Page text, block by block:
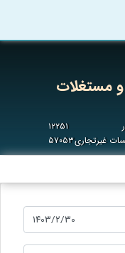
مستغلات
۱۲۲۵۱
غیرتجاری۵۷۰۵۳